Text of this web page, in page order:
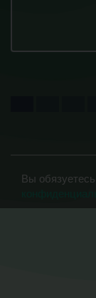
Вы